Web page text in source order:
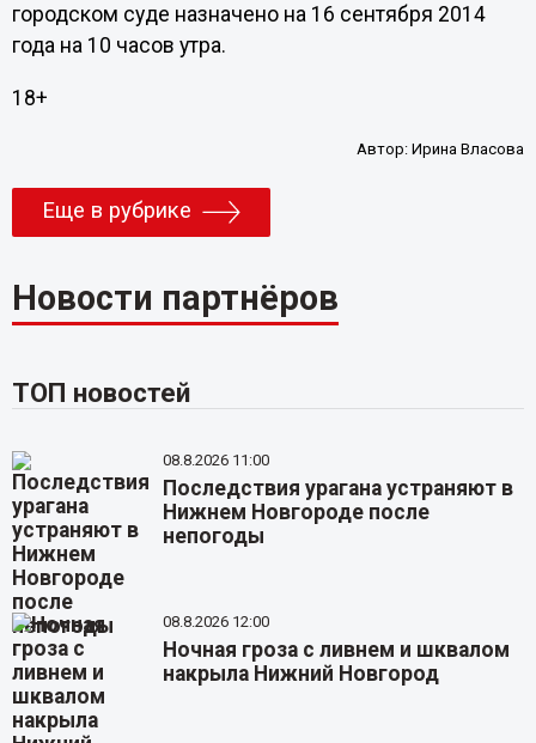
городском суде назначено на 16 сентября 2014
года на 10 часов утра.
18+
Автор:Ирина Власова
Еще в рубрике
Новости партнёров
ТОП новостей
08.8.2026 11:00
Последствия урагана устраняют в
Нижнем Новгороде после
непогоды
08.8.2026 12:00
Ночная гроза с ливнем и шквалом
накрыла Нижний Новгород